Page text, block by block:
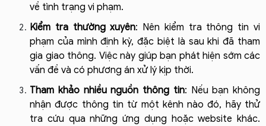
về tình trạng vi phạm.
Kiểm tra thường xuyên: Nên kiểm tra thông tin vi
phạm của mình định kỳ, đặc biệt là sau khi đã tham
gia giao thông. Việc này giúp bạn phát hiện sớm các
vấn đề và có phương án xử lý kịp thời.
Tham khảo nhiều nguồn thông tin: Nếu bạn không
nhận được thông tin từ một kênh nào đó, hãy thử
tra cứu qua những ứng dụng hoặc website khác.